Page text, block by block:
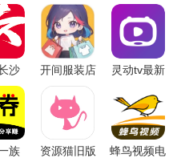
习，提升学习兴趣。
购，保护儿童免受不良信息
，便于管理孩子使用。
沙
开间服装店
灵动tv最新
族 资源猫旧版
蜂鸟视频电